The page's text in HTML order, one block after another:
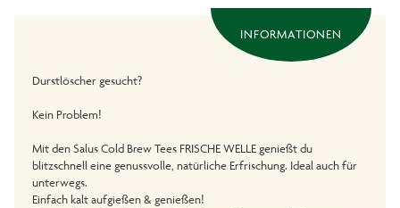
INFORMATIONEN
Durstlöscher gesucht?
Kein Problem!
Mit den Salus Cold Brew Tees FRISCHE WELLE genießt du
blitzschnell eine genussvolle, natürliche Erfrischung. Ideal auch für
unterwegs.
Einfach kalt aufgießen & genießen!